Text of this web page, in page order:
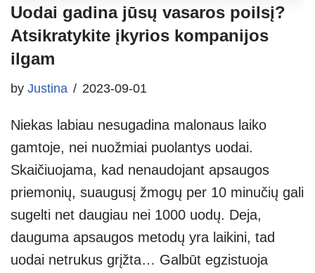
Uodai gadina jūsų vasaros poilsį?
Atsikratykite įkyrios kompanijos
ilgam
by Justina 2023-09-01
Niekas labiau nesugadina malonaus laiko
gamtoje, nei nuožmiai puolantys uodai.
Skaičiuojama, kad nenaudojant apsaugos
priemonių, suaugusį žmogų per 10 minučių gali
sugelti net daugiau nei 1000 uodų. Deja,
dauguma apsaugos metodų yra laikini, tad
uodai netrukus grįžta… Galbūt egzistuoja